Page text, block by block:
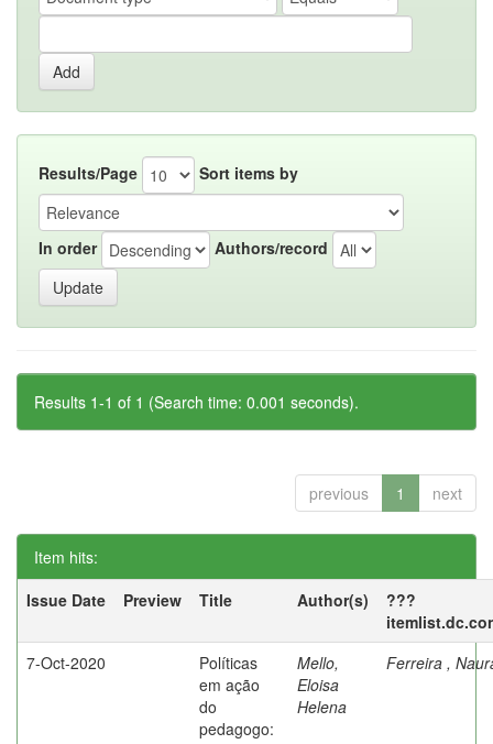
Results/Page Sort items by
In order Authors/record
Results 1-1 of 1 (Search time: 0.001 seconds).
previous 1 next
Item hits:
Issue Date
Preview Title Author(s)
???
7-Oct-2020
Políticas
em ação
do
pedagogo:
Mello,
Eloisa
Helena
Ferreira ,